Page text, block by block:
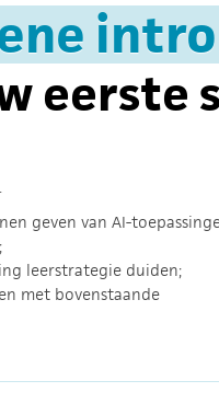
eerste
geven van AI-
leerstrategie duiden;
met bovenstaande